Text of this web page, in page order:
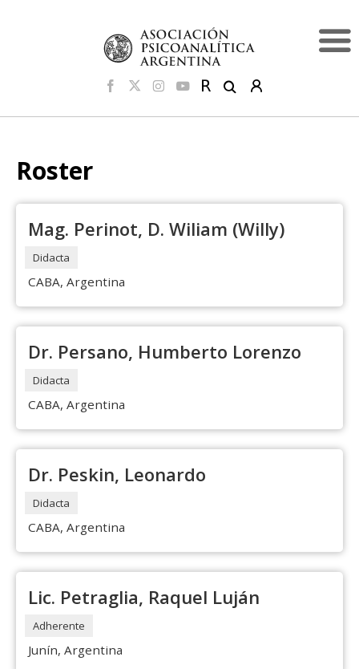
Roster
Mag. Perinot, D. Wiliam (Willy)
Didacta
CABA, Argentina
Dr. Persano, Humberto Lorenzo
Didacta
CABA, Argentina
Dr. Peskin, Leonardo
Didacta
CABA, Argentina
Lic. Petraglia, Raquel Luján
Adherente
Junín, Argentina